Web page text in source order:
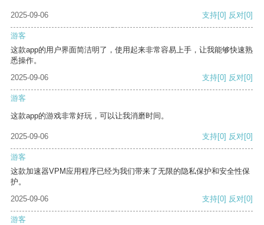
2025-09-06 支持[0] 反对[0]
游客
这款app的用户界面简洁明了，使用起来非常容易上手，让我能够快速熟
悉操作。
2025-09-06
支持[0] 反对[0]
游客
这款app的游戏非常好玩，可以让我消磨时间。
2025-09-06 支持[0] 反对[0]
游客
这款加速器VPM应用程序已经为我们带来了无限的隐私保护和安全性保
护。
2025-09-06
支持[0] 反对[0]
游客